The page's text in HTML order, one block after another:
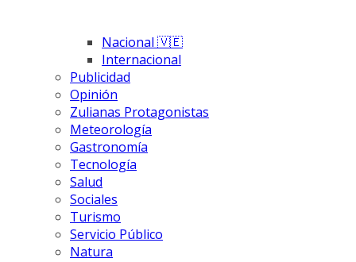
Nacional 🇻🇪
Internacional
Publicidad
Opinión
Zulianas Protagonistas
Meteorología
Gastronomía
Tecnología
Salud
Sociales
Turismo
Servicio Público
Natura